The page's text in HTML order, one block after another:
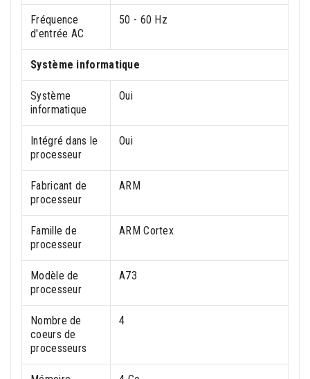
Fréquence
d'entrée AC
50 - 60 Hz
Système informatique
Système
informatique
Oui
Intégré dans le
processeur
Oui
Fabricant de
processeur
ARM
Famille de
processeur
ARM Cortex
Modèle de
processeur
A73
Nombre de
coeurs de
processeurs
4